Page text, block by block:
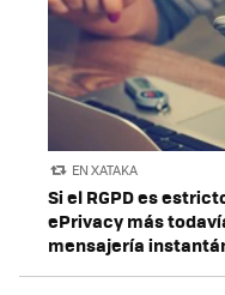
EN XATAKA
Si el RGPD es
ePrivacy más
mensajería